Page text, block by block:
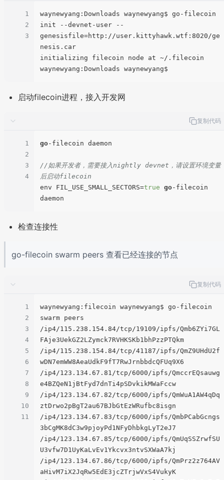
1
2
3
waynewyang:Downloads waynewyang$ go-filecoin
init --devnet-user --
genesisfile=http://user.kittyhawk.wtf:8020/ge
nesis.car
initializing filecoin node at ~/.filecoin
启动filecoin进程，接入开发网
复制代码
1
2
3
4
go-filecoin daemon
//如果开发者，需要接入nightly devnet，请设置环境变量
后启动filecoin
env FIL_USE_SMALL_SECTORS=true go-filecoin
检查连接性
go-filecoin swarm peers 查看已经连接的节点
复制代码
1
2
3
4
5
6
7
8
9
10
11
waynewyang:filecoin waynewyang$ go-filecoin
swarm peers
/ip4/115.238.154.84/tcp/19109/ipfs/Qmb6ZYi7GL
FAje3UekGZ2LZymck7RVHKSKb1bhPzzPTQkm
/ip4/115.238.154.84/tcp/41187/ipfs/QmZ9UHdU2f
wDN7emWW8AeaUdkF9fT7RwJrnbbdcQFUq9X6
/ip4/123.134.67.81/tcp/6000/ipfs/QmccrEQsauwg
e4BZQeN1jBtFyd7dnTi4pSDvkikMWaFccw
/ip4/123.134.67.82/tcp/6000/ipfs/QmWuA1AW4qDq
ztDrwo2pBgT2au67BJbGtEzWRufbc8isgn
/ip4/123.134.67.83/tcp/6000/ipfs/QmbPCabGcngs
3bCgMK8dC3w9pjoyPd1NFyDhbkgLyT2eJ7
/ip4/123.134.67.85/tcp/6000/ipfs/QmUqSSZrwfSU
U3vfw7D1UyKaLvEv1Ykcvx3ntvSXWaA7kj
/ip4/123.134.67.86/tcp/6000/ipfs/QmPrz2z764AV
aHivM7iX2JqRw5EdE3jcZTrjwVxS4VukyK